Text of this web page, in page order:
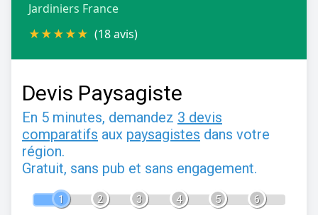
Jardiniers France
★★★★★ (18 avis)
Devis Paysagiste
En 5 minutes, demandez 3 devis
comparatifs aux paysagistes dans votre
région.
Gratuit, sans pub et sans engagement.
1 2 3 4 5 6